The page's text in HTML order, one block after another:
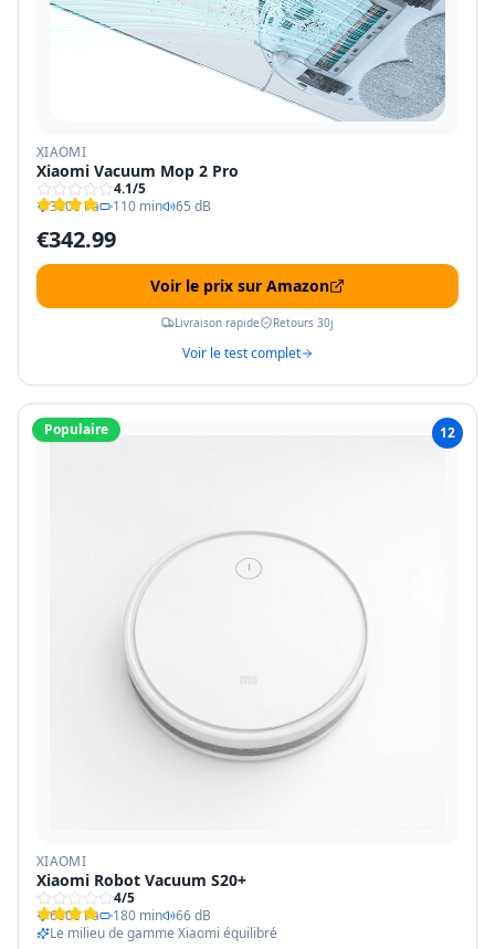
XIAOMI
Xiaomi Vacuum Mop 2 Pro
4.1/5
3000 Pa
110 min 65 dB
€342.99
Voir le prix sur Amazon
Livraison rapide Retours 30j
Voir le test complet
Populaire 12
XIAOMI
Xiaomi Robot Vacuum S20+
4/5
6000 Pa
180 min
66 dB
Le milieu de gamme Xiaomi équilibré